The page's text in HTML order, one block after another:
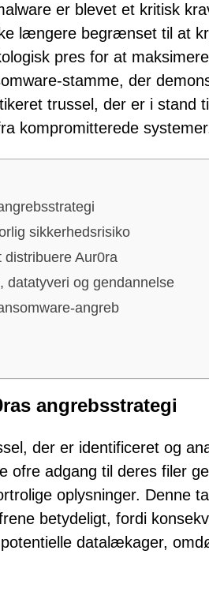
er blevet et kritisk
længere begrænset til at
pres for at
stamme, der
trussel, der er i stand
kompromitterede
sikkerhedsrisiko
Aur0ra
datatyveri og gendannelse
angreb
angrebsstrategi
der er identificeret og
adgang til deres filer
oplysninger. Denne
betydeligt, fordi
datalækager,